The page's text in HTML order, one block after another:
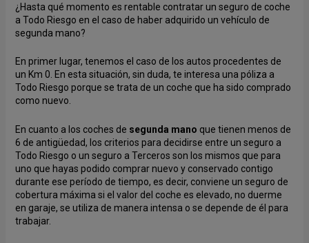
¿Hasta qué momento es rentable contratar un seguro de coche
a Todo Riesgo en el caso de haber adquirido un vehículo de
segunda mano?
En primer lugar, tenemos el caso de los autos procedentes de
un Km 0. En esta situación, sin duda, te interesa una póliza a
Todo Riesgo porque se trata de un coche que ha sido comprado
como nuevo.
En cuanto a los coches de segunda mano que tienen menos de
6 de antigüedad, los criterios para decidirse entre un seguro a
Todo Riesgo o un seguro a Terceros son los mismos que para
uno que hayas podido comprar nuevo y conservado contigo
durante ese período de tiempo, es decir, conviene un seguro de
cobertura máxima si el valor del coche es elevado, no duerme
en garaje, se utiliza de manera intensa o se depende de él para
trabajar.